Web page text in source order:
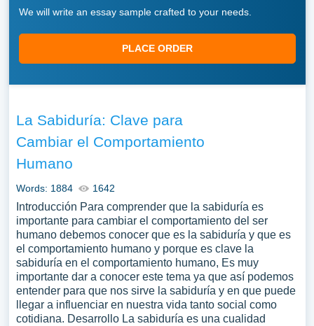
We will write an essay sample crafted to your needs.
PLACE ORDER
La Sabiduría: Clave para
Cambiar el Comportamiento
Humano
Words: 1884 1642
Introducción Para comprender que la sabiduría es
importante para cambiar el comportamiento del ser
humano debemos conocer que es la sabiduría y que es
el comportamiento humano y porque es clave la
sabiduría en el comportamiento humano, Es muy
importante dar a conocer este tema ya que así podemos
entender para que nos sirve la sabiduría y en que puede
llegar a influenciar en nuestra vida tanto social como
cotidiana. Desarrollo La sabiduría es una cualidad